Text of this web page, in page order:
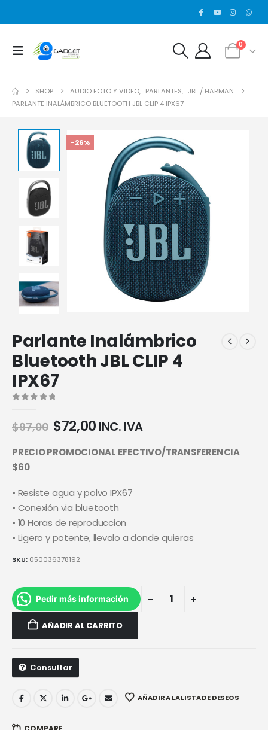
0
SHOP AUDIO FOTO Y VIDEO, PARLANTES, JBL / HARMAN
PARLANTE INALÁMBRICO BLUETOOTH JBL CLIP 4 IPX67
-26%
Parlante Inalámbrico
Bluetooth JBL CLIP 4
IPX67
$97,00 $72,00 INC. IVA
PRECIO PROMOCIONAL EFECTIVO/TRANSFERENCIA
$60
• Resiste agua y polvo IPX67
• Conexión via bluetooth
• 10 Horas de reproduccion
• Ligero y potente, llevalo a donde quieras
SKU: 050036378192
Pedir más información
AÑADIR AL CARRITO
Consultar
AÑADIR A LA LISTA DE DESEOS